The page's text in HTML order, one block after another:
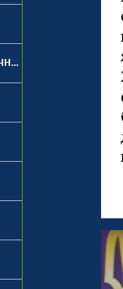
ПІДВИЩЕННЯ КВАЛІФІКАЦІЇ ПЕДАГОГІЧНИХ ПРАЦІВНИКІВ